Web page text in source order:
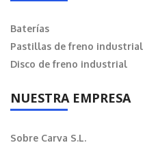
Baterías
Pastillas de freno industrial
Disco de freno industrial
NUESTRA EMPRESA
Sobre Carva S.L.